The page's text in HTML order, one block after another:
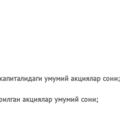
умумий акциялар сони;
акциялар умумий сони;